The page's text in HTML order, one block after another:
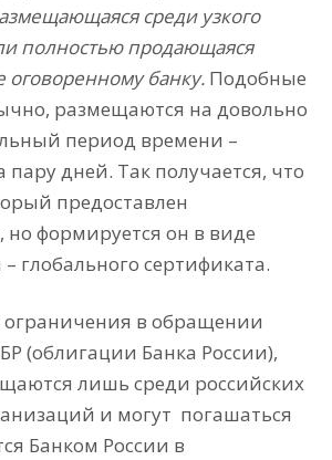
среди узкого
полностью продающаяся
оговоренному банку. Подобные
размещаются на довольно
период времени –
дней. Так получается, что
предоставлен
но формируется он в виде
глобального сертификата.
в обращении
(облигации Банка России),
лишь среди российских
и могут погашаться
Банком России в